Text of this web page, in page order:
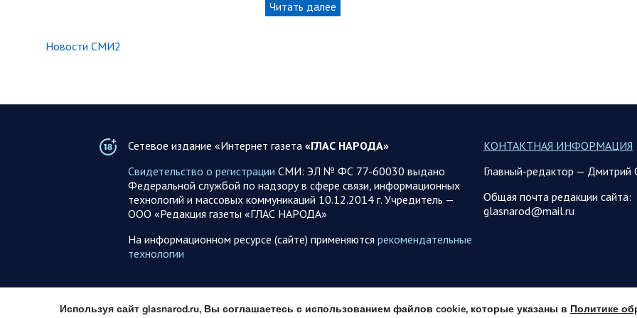
Читать далее
Новости СМИ2
Сетевое издание «Интернет газета «ГЛАС НАРОДА»
Свидетельство о регистрации СМИ: ЭЛ № ФС 77-60030 выдано
Федеральной службой по надзору в сфере связи, информационных
технологий и массовых коммуникаций 10.12.2014 г. Учредитель —
ООО «Редакция газеты «ГЛАС НАРОДА»
На информационном ресурсе (сайте) применяются рекомендательные
технологии
КОНТАКТНАЯ ИНФОРМАЦИЯ
Главный-редактор — Дмитрий
Общая почта редакции сайта:
glasnarod@mail.ru
© 2013 - 2026
Используя сайт glasnarod.ru, Вы соглашаетесь с использованием файлов cookie, которые указаны в Политике